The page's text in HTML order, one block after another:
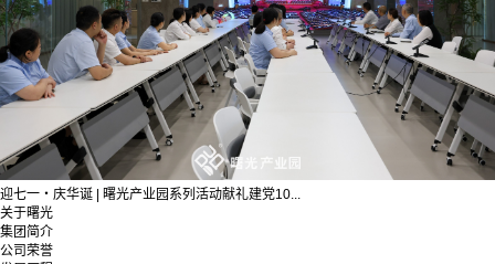
迎七一・庆华诞 | 曙光产业园系列活动献礼建党10...
关于曙光
集团简介
公司荣誉